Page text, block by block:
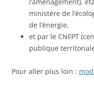
ministère de
de l’énergie,
et par le CNFPT
publique
Pour aller plus loin :